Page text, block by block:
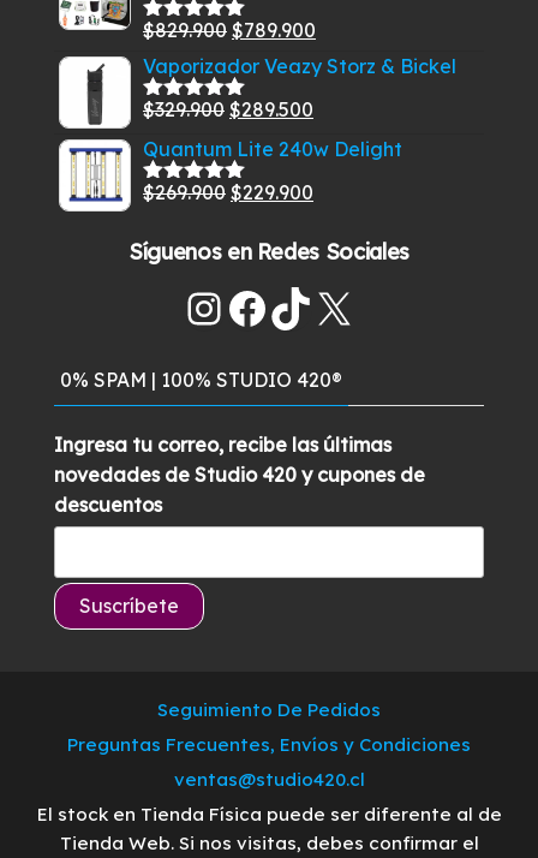
era:
$585.000.
Valorado
5.00
5
$829.900 El
precio
original
era:
$829.900.
$789.900
precio
$789.900.
Vaporizador Veazy Storz & Bickel
Valorado
5
$329.900 El
precio
original
era:
$289.500
precio
actual
es:
Quantum Lite 240w Delight
Valorado
$269.900 El
original
$269.900.
$229.900
actual
$229.900.
Síguenos en Redes Sociales
Instagram
Facebook
TikTok
X
0% SPAM | 100% STUDIO 420®
Ingresa tu correo, recibe las últimas
novedades de Studio 420 y cupones de
descuentos
Seguimiento De Pedidos
Preguntas Frecuentes, Envíos y Condiciones
ventas@studio420.cl
El stock en Tienda Física puede ser diferente al de
Tienda Web. Si nos visitas, debes confirmar el